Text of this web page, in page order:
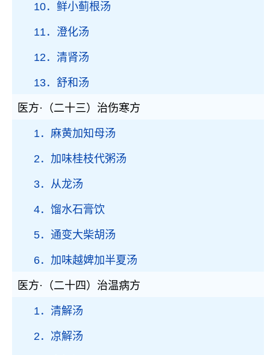
10．鲜小蓟根汤
11．澄化汤
12．清肾汤
13．舒和汤
医方·（二十三）治伤寒方
1．麻黄加知母汤
2．加味桂枝代粥汤
3．从龙汤
4．馏水石膏饮
5．通变大柴胡汤
6．加味越婢加半夏汤
医方·（二十四）治温病方
1．清解汤
2．凉解汤